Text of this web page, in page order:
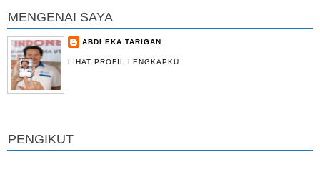
MENGENAI SAYA
ABDI EKA TARIGAN
LIHAT PROFIL LENGKAPKU
PENGIKUT